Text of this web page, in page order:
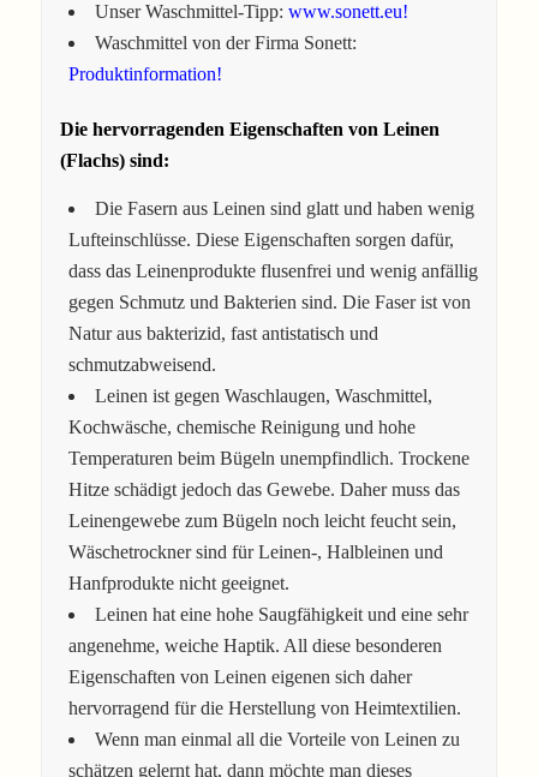
Unser Waschmittel-Tipp: www.sonett.eu!
Waschmittel von der Firma Sonett:
Produktinformation!
Die hervorragenden Eigenschaften von Leinen
(Flachs) sind:
Die Fasern aus Leinen sind glatt und haben wenig
Lufteinschlüsse. Diese Eigenschaften sorgen dafür,
dass das Leinenprodukte flusenfrei und wenig anfällig
gegen Schmutz und Bakterien sind. Die Faser ist von
Natur aus bakterizid, fast antistatisch und
schmutzabweisend.
Leinen ist gegen Waschlaugen, Waschmittel,
Kochwäsche, chemische Reinigung und hohe
Temperaturen beim Bügeln unempfindlich. Trockene
Hitze schädigt jedoch das Gewebe. Daher muss das
Leinengewebe zum Bügeln noch leicht feucht sein,
Wäschetrockner sind für Leinen-, Halbleinen und
Hanfprodukte nicht geeignet.
Leinen hat eine hohe Saugfähigkeit und eine sehr
angenehme, weiche Haptik. All diese besonderen
Eigenschaften von Leinen eigenen sich daher
hervorragend für die Herstellung von Heimtextilien.
Wenn man einmal all die Vorteile von Leinen zu
schätzen gelernt hat, dann möchte man dieses